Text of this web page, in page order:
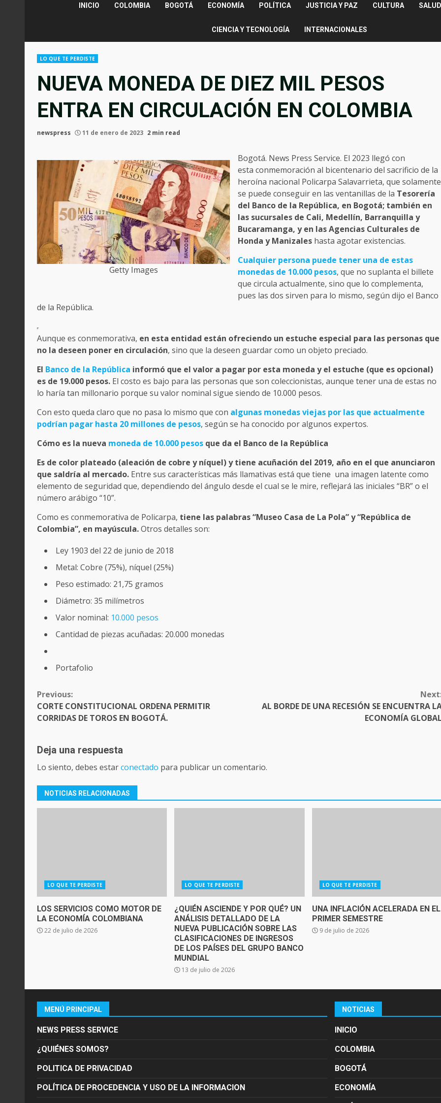
INICIO COLOMBIA BOGOTÁ ECONOMÍA POLÍTICA JUSTICIA Y PAZ CULTURA
CIENCIA Y TECNOLOGÍA INTERNACIONALES
LO QUE TE PERDISTE
NUEVA MONEDA DE DIEZ MIL PESOS
ENTRA EN CIRCULACIÓN EN COLOMBIA
newspress 11 de enero de 2023 2 min read
Getty Images
Bogotá. News Press Service. El 2023 llegó con
esta conmemoración al bicentenario del sacrificio de la
heroína nacional Policarpa Salavarrieta, que solamente
se puede conseguir en las ventanillas de la Tesorería
del Banco de la República, en Bogotá; también en
las sucursales de Cali, Medellín, Barranquilla y
Bucaramanga, y en las Agencias Culturales de
Honda y Manizales hasta agotar existencias.
Cualquier persona puede tener una de estas
monedas de 10.000 pesos, que no suplanta el billete
que circula actualmente, sino que lo complementa,
pues las dos sirven para lo mismo, según dijo el Banco
de la República.
Aunque es conmemorativa, en esta entidad están ofreciendo un estuche especial para las personas que
no la deseen poner en circulación, sino que la deseen guardar como un objeto preciado.
El Banco de la República informó que el valor a pagar por esta moneda y el estuche (que es opcional)
es de 19.000 pesos. El costo es bajo para las personas que son coleccionistas, aunque tener una de estas no
lo haría tan millonario porque su valor nominal sigue siendo de 10.000 pesos.
Con esto queda claro que no pasa lo mismo que con algunas monedas viejas por las que actualmente
podrían pagar hasta 20 millones de pesos, según se ha conocido por algunos expertos.
Cómo es la nueva moneda de 10.000 pesos que da el Banco de la República
Es de color plateado (aleación de cobre y níquel) y tiene acuñación del 2019, año en el que anunciaron
que saldría al mercado. Entre sus características más llamativas está que tiene una imagen latente como
elemento de seguridad que, dependiendo del ángulo desde el cual se le mire, reflejará las iniciales “BR” o el
número arábigo “10”.
Como es conmemorativa de Policarpa, tiene las palabras “Museo Casa de La Pola” y “República de
Colombia”, en mayúscula.Otros detalles son:
Ley 1903 del 22 de junio de 2018
Metal: Cobre (75%), níquel (25%)
Peso estimado: 21,75 gramos
Diámetro: 35 milímetros
Valor nominal: 10.000 pesos
Cantidad de piezas acuñadas: 20.000 monedas
Portafolio
CONTINUE
READING
Previous:
CORTE CONSTITUCIONAL ORDENA PERMITIR
CORRIDAS DE TOROS EN BOGOTÁ.
AL BORDE DE UNA RECESIÓN SE ENCUENTRA
ECONOMÍA GLOBAL
Deja una respuesta
Lo siento, debes estarconectado para publicar un comentario.
NOTICIAS RELACIONADAS
LO QUE TE PERDISTE
LOS SERVICIOS COMO MOTOR DE
LA ECONOMÍA COLOMBIANA
22 de julio de 2026
LO QUE TE PERDISTE
¿QUIÉN ASCIENDE Y POR QUÉ? UN
ANÁLISIS DETALLADO DE LA
NUEVA PUBLICACIÓN SOBRE LAS
CLASIFICACIONES DE INGRESOS
DE LOS PAÍSES DEL GRUPO BANCO
MUNDIAL
13 de julio de 2026
LO QUE TE PERDISTE
UNA INFLACIÓN ACELERADA EN EL
PRIMER SEMESTRE
9 de julio de 2026
MENÚ PRINCIPAL
NEWS PRESS SERVICE
¿QUIÉNES SOMOS?
POLITICA DE PRIVACIDAD
POLÍTICA DE PROCEDENCIA Y USO DE LA INFORMACION
NOTICIAS
INICIO
COLOMBIA
BOGOTÁ
ECONOMÍA